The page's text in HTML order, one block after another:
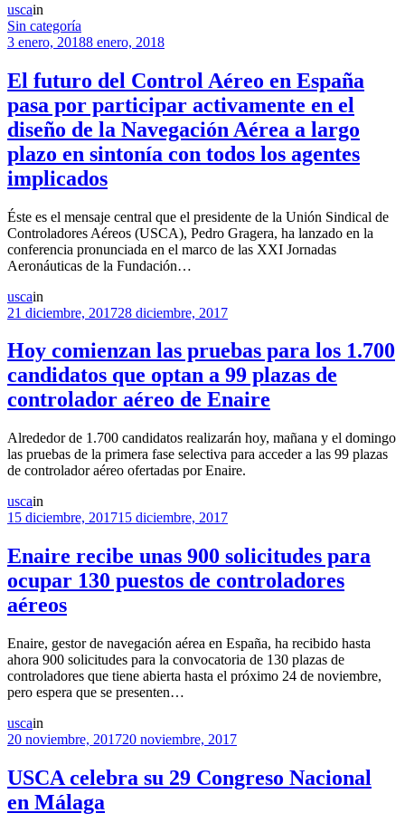
uscain
Sin categoría
3 enero, 20188 enero, 2018
El futuro del Control Aéreo en España
pasa por participar activamente en el
diseño de la Navegación Aérea a largo
plazo en sintonía con todos los agentes
implicados
Éste es el mensaje central que el presidente de la Unión Sindical de
Controladores Aéreos (USCA), Pedro Gragera, ha lanzado en la
conferencia pronunciada en el marco de las XXI Jornadas
Aeronáuticas de la Fundación…
uscain
21 diciembre, 201728 diciembre, 2017
Hoy comienzan las pruebas para los 1.700
candidatos que optan a 99 plazas de
controlador aéreo de Enaire
Alrededor de 1.700 candidatos realizarán hoy, mañana y el domingo
las pruebas de la primera fase selectiva para acceder a las 99 plazas
de controlador aéreo ofertadas por Enaire.
uscain
15 diciembre, 201715 diciembre, 2017
Enaire recibe unas 900 solicitudes para
ocupar 130 puestos de controladores
aéreos
Enaire, gestor de navegación aérea en España, ha recibido hasta
ahora 900 solicitudes para la convocatoria de 130 plazas de
controladores que tiene abierta hasta el próximo 24 de noviembre,
pero espera que se presenten…
uscain
20 noviembre, 201720 noviembre, 2017
USCA celebra su 29 Congreso Nacional
en Málaga